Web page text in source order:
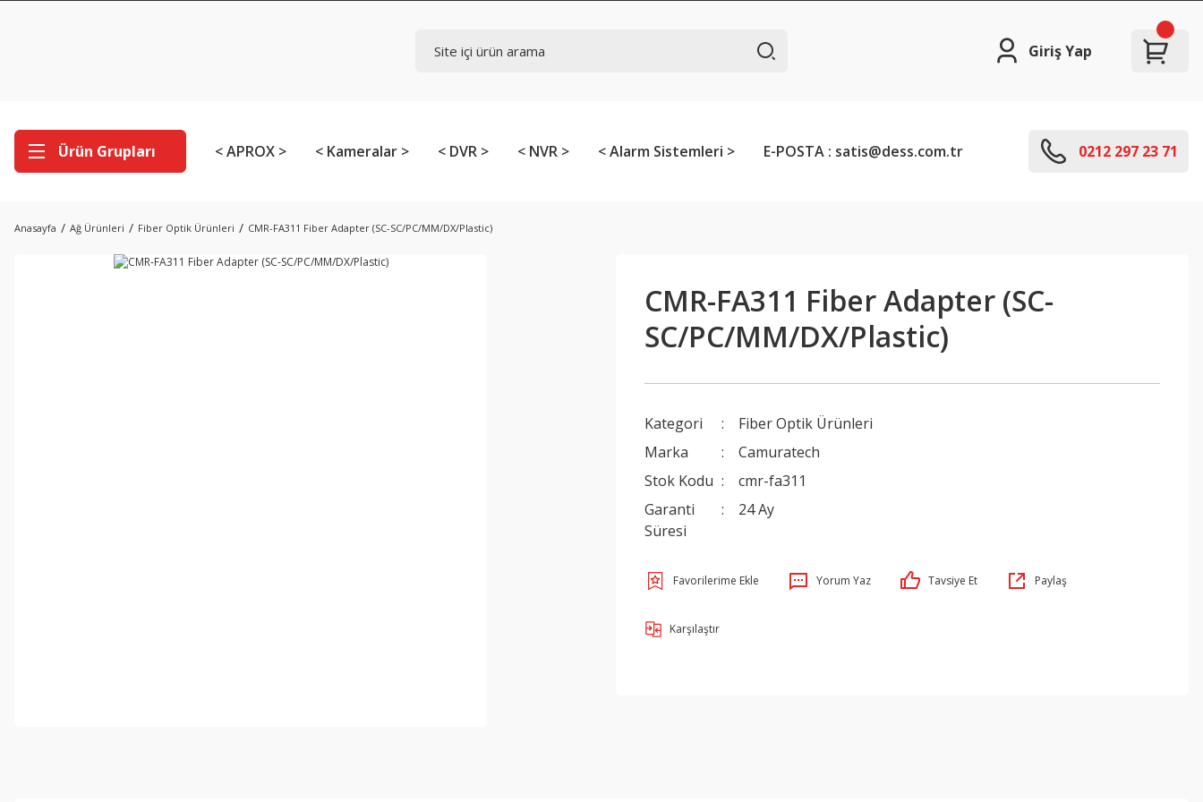
Giriş Yap
Ürün Grupları < APROX > < Kameralar > < DVR > < NVR > < Alarm Sistemleri > E-POSTA : satis@dess.com.tr 0212 297 23 71
Anasayfa Ağ Ürünleri Fiber Optik Ürünleri CMR-FA311 Fiber Adapter (SC-SC/PC/MM/DX/Plastic)
CMR-FA311 Fiber Adapter (SC-
SC/PC/MM/DX/Plastic)
Kategori
Fiber Optik Ürünleri
Marka
Camuratech
Stok Kodu
cmr-fa311
Garanti
Süresi
24 Ay
Yorum Yaz Tavsiye Et Paylaş
Karşılaştır